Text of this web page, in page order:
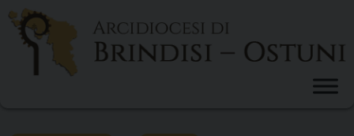
Skip
content